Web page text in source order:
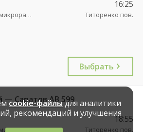
Новоузенск (ул 1-ый микрорайон 12)
16:25
Титоренко пов.
Выбрать
— Саратов АВ 599
Новоузенск (ул 1-ый микрорайон 12)
18:55
Титоренко пов.
cookie-файлыдля аналитики
рекомендаций и улучшения